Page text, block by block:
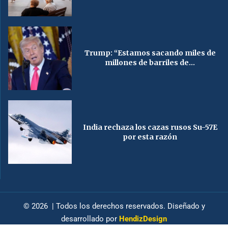
Trump: “Estamos sacando miles de
millones de barriles de...
India rechaza los cazas rusos Su-57E
por esta razón
© 2026 | Todos los derechos reservados. Diseñado y
desarrollado por HendizDesign